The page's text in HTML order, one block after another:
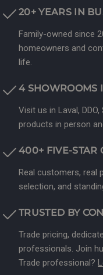
20+ YEARS IN
Family-owned since
homeowners and
life.
4 SHOWROOMS
Visit us in Laval,
products in person
400+ FIVE-STAR
Real customers, real
selection, and
TRUSTED BY
Trade pricing,
professionals. Join
Trade professional?